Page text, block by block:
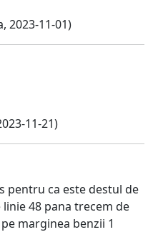
2023-11-01)
11-21)
pentru ca este destul de
48 pana trecem de
marginea benzii 1